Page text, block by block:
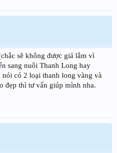
sẽ không được giá lắm vì
sang nuôi Thanh Long hay
có 2 loại thanh long vàng và
đẹp thì tư vấn giúp mình nha.